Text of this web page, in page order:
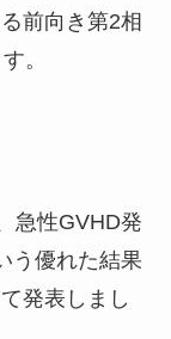
前向き第2相
。
急性GVHD発
う優れた結果
発表しまし